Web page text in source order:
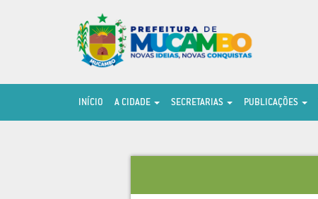
INÍCIO A CIDADE SECRETARIAS PUBLICAÇÕES